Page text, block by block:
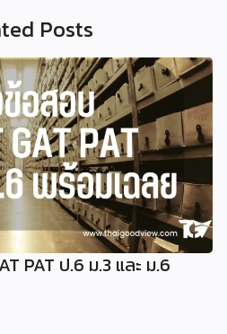
Posts
PAT ป.6 ม.3 และ ม.6